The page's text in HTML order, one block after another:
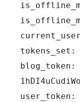
tokens_set:
blog_token:
user_token: